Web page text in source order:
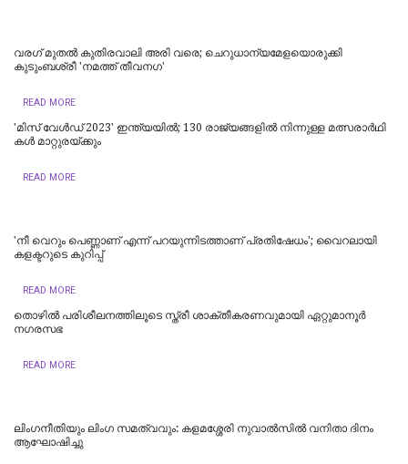
വരഗ് മുതൽ കുതിരവാലി അരി വരെ; ചെറുധാന്യമേളയൊരുക്കി
കുടുംബശ്രീ 'നമത്ത് തീവനഗ'
READ MORE
'മി​സ് വേ​ള്‍​ഡ് 2023' ഇ​ന്ത്യ​യി​ല്‍; 130 രാ​ജ്യ​ങ്ങ​ളി​ല്‍ നി​ന്നു​ള്ള മ​ത്സ​രാ​ര്‍​ഥി​
ക​ള്‍ മാ​റ്റു​ര​യ്ക്കും
READ MORE
'നീ വെറും പെണ്ണാണ് എന്ന് പറയുന്നിടത്താണ് പ്രതിഷേധം'; വൈറലായി
കളക്ടറുടെ കുറിപ്പ്
READ MORE
തൊഴിൽ പരിശീലനത്തിലൂടെ സ്ത്രീ ശാക്തീകരണവുമായി ഏറ്റുമാനൂര്‍
നഗരസഭ
READ MORE
ലിംഗനീതിയും ലിംഗ സമത്വവും: കളമശ്ശേരി നുവാൽസിൽ വനിതാ ദിനം
ആഘോഷിച്ചു